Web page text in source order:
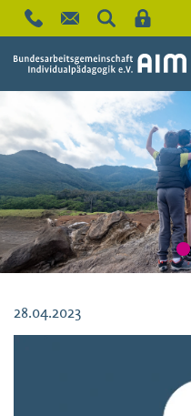
28.04.2023